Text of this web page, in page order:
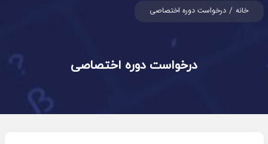
خانه درخواست دوره اختصاصی
درخواست دوره اختصاصی